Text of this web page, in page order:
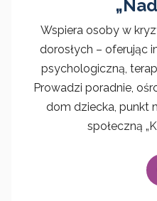
Wspiera osoby w
dorosłych – oferując
psychologiczną,
Prowadzi poradnie,
dom dziecka, punkt
społeczną